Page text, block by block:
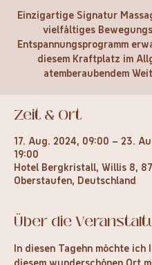
Einzigartige Signatur
vielfältiges
Entspannungsprogramm
diesem Kraftplatz im
atemberaubendem
Zeit & Ort
17. Aug. 2024, 09:00 – 23.
19:00
Hotel Bergkristall, Willis 8,
Oberstaufen, Deutschland
Über die
In diesen Tagehn möchte ich
diesem wunderschönen Ort